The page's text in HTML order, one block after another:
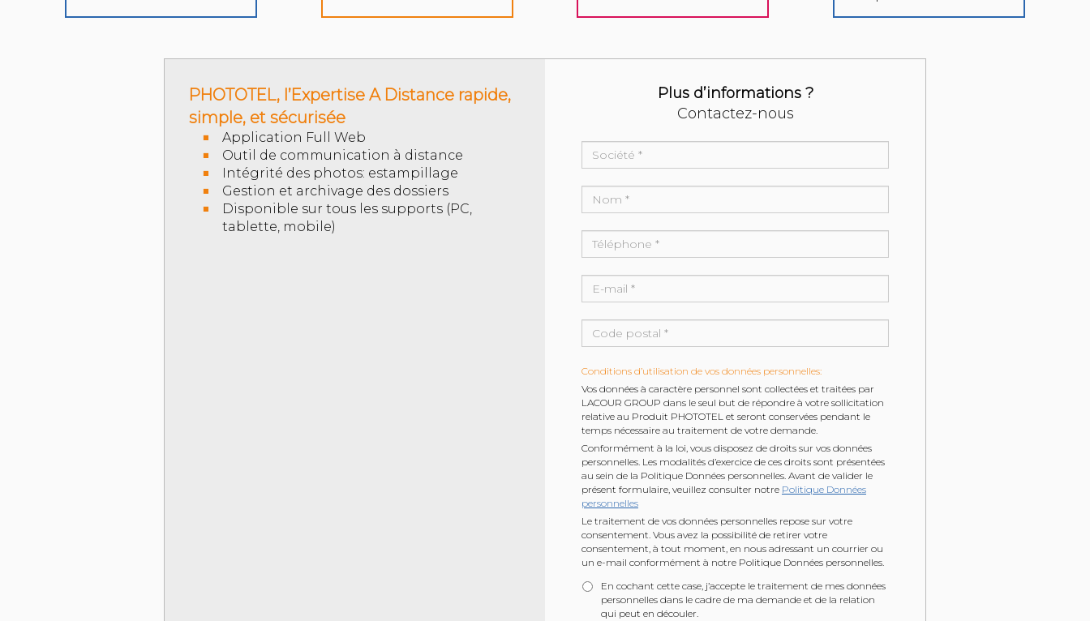
PHOTOTEL, l’Expertise A Distance rapide,
simple, et sécurisée
Application Full Web
Outil de communication à distance
Intégrité des photos: estampillage
Gestion et archivage des dossiers
Disponible sur tous les supports (PC,
tablette, mobile)
Plus d’informations ?
Contactez-nous
Conditions d’utilisation de vos données personnelles:
Vos données à caractère personnel sont collectées et traitées par
LACOUR GROUP dans le seul but de répondre à votre sollicitation
relative au Produit PHOTOTEL et seront conservées pendant le
temps nécessaire au traitement de votre demande.
Conformément à la loi, vous disposez de droits sur vos données
personnelles. Les modalités d’exercice de ces droits sont présentées
au sein de la Politique Données personnelles. Avant de valider le
présent formulaire, veuillez consulter notre Politique Données
personnelles
Le traitement de vos données personnelles repose sur votre
consentement. Vous avez la possibilité de retirer votre
consentement, à tout moment, en nous adressant un courrier ou
un e-mail conformément à notre Politique Données personnelles.
En cochant cette case, j’accepte le traitement de mes données
personnelles dans le cadre de ma demande et de la relation
qui peut en découler.